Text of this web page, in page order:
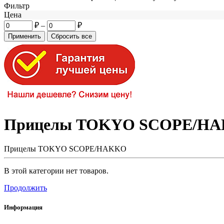
Фильтр
Цена
₽ – ₽
Прицелы TOKYO SCOPE/
Прицелы TOKYO SCOPE/HAKKO
В этой категории нет товаров.
Продолжить
Информация